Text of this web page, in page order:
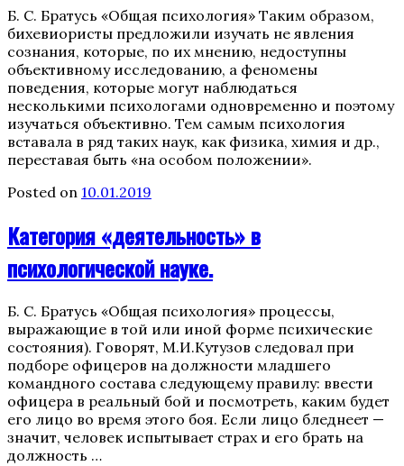
Б. С. Братусь «Общая психология» Таким образом,
бихевиористы предложили изучать не явления
сознания, которые, по их мнению, недоступны
объективному исследованию, а феномены
поведения, которые могут наблюдаться
несколькими психологами одновременно и поэтому
изучаться объективно. Тем самым психология
вставала в ряд таких наук, как физика, химия и др.,
переставая быть «на особом положении».
Posted on 10.01.2019
Категория «деятельность» в
психологической науке.
Б. С. Братусь «Общая психология» процессы,
выражающие в той или иной форме психические
состояния). Говорят, М.И.Кутузов следовал при
подборе офицеров на должности младшего
командного состава следующему правилу: ввести
офицера в реальный бой и посмотреть, каким будет
его лицо во время этого боя. Если лицо бледнеет —
значит, человек испытывает страх и его брать на
должность …